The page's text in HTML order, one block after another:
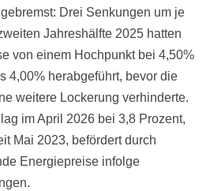
Drei Senkungen um je
Jahreshälfte 2025 hatten
von einem Hochpunkt bei 4,50%
4,00% herabgeführt, bevor die
weitere Lockerung verhinderte.
im April 2026 bei 3,8 Prozent,
Mai 2023, befördert durch
Energiepreise infolge